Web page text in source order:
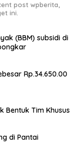
post wpberita,
ini.
(BBM) subsidi di
Rp.34.650.00
Bentuk Tim Khusus
di Pantai